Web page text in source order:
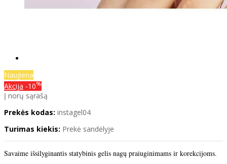
Naujiena
Akcija -10%
Į norų sąrašą
Prekės kodas: instagel04
Turimas kiekis: Prekė sandėlyje
Savaime išsilyginantis statybinis gelis nagų praiuginimams ir korekcijoms.